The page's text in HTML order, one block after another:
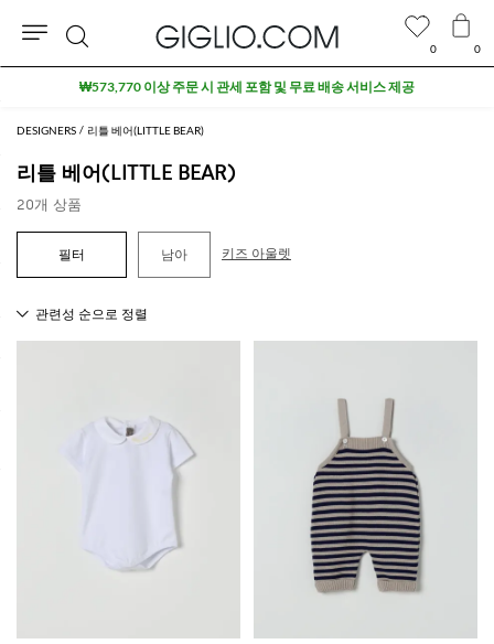
DESIGNERS 리틀 베어(LITTLE BEAR)
리틀 베어(LITTLE BEAR)
20개 상품
남아 키즈 아울렛
0 0
검
색
₩573,770 이상 주문 시 관세 포함 및 무료 배송 서비스 제공